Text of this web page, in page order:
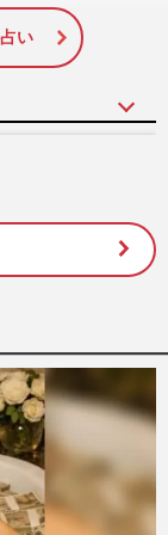
い
能人カップル！
キング発表
2025/9/9
け隊!!』で共
視聴者不快感
2025/4/9